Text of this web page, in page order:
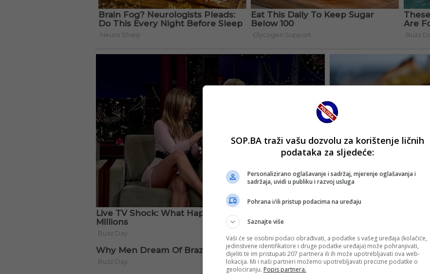
SOP.BA traži vašu dozvolu za korištenje ličnih
podataka za sljedeće:
Personalizirano oglašavanje i sadržaj, mjerenje oglašavanja i
sadržaja, uvidi u publiku i razvoj usluga
Pohrana i/ili pristup podacima na uređaju
Saznajte više
Vaši će se osobni podaci obrađivati, a podatke s vašeg uređaja (kolačiće,
jedinstvene identifikatore i druge podatke uređaja) može pohranjivati,
dijeliti te im pristupati 207 partnera ili ih može upotrebljavati ova web-
lokacija. Mi i naši partneri možemo upotrebljavati precizne podatke o
geolociranju. Popis partnera.